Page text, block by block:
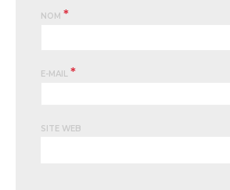
NOM *
E-MAIL *
SITE WEB